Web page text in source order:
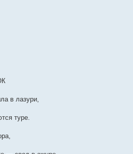
в лазури,
туре.